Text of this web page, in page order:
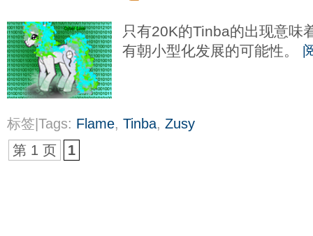
只有20K的Tinba的出现意味
有朝小型化发展的可能性。
标签|Tags: Flame, Tinba, Zusy
第 1 页
1